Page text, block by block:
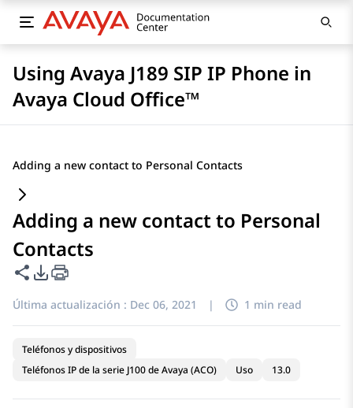
Using Avaya J189 SIP IP Phone in
Avaya Cloud Office™
Adding a new contact to Personal Contacts
Adding a new contact to Personal
Contacts
Compartir esta página
Opciones de exportación de PDF
Última actualización : Dec 06, 2021 | 1 min read
Teléfonos y dispositivos
Teléfonos IP de la serie J100 de Avaya (ACO)
Uso 13.0